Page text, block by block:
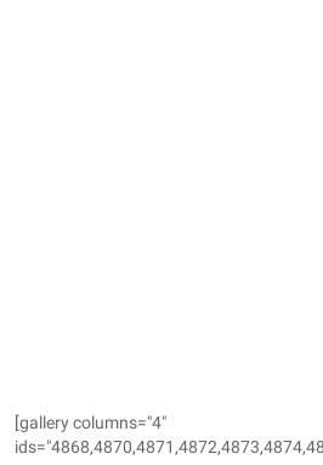
[gallery columns="4"